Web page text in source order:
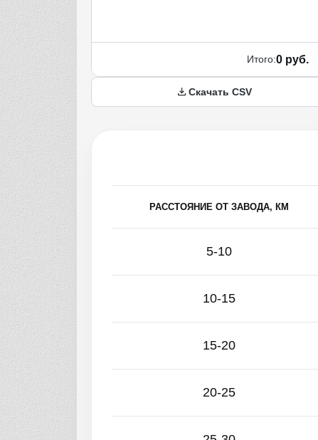
Итого:0 руб.
Скачать CSV
РАССТОЯНИЕ ОТ ЗАВОДА, КМ
5-10
10-15
15-20
20-25